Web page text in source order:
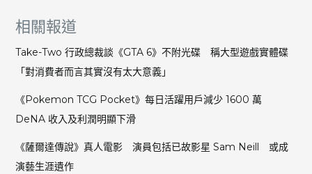
相關報道
Take-Two 行政總裁談《GTA 6》不附光碟 稱大型遊戲實體碟
「對消費者而言其實沒有太大意義」
《Pokemon TCG Pocket》每日活躍用戶減少 1600 萬
DeNA 收入及利潤明顯下滑
《薩爾達傳說》真人電影 演員包括已故影星 Sam Neill 或成
演藝生涯遺作